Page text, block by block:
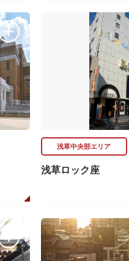
浅草中央部エリア
浅草ロック座